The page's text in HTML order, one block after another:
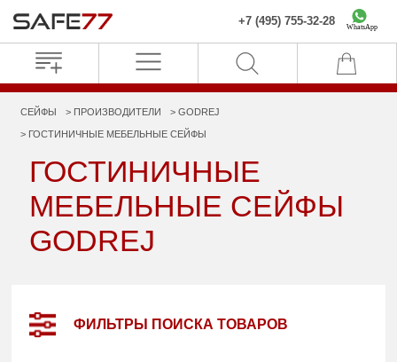
+7 (495) 755-32-28 WhatsApp
СЕЙФЫ ПРОИЗВОДИТЕЛИ GODREJ
ГОСТИНИЧНЫЕ МЕБЕЛЬНЫЕ СЕЙФЫ
ГОСТИНИЧНЫЕ
МЕБЕЛЬНЫЕ СЕЙФЫ
GODREJ
ФИЛЬТРЫ ПОИСКА ТОВАРОВ